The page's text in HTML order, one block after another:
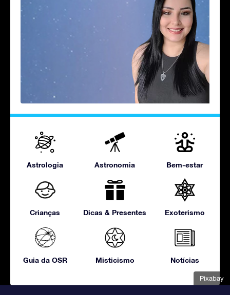
Pixabay
Astrologia Astronomia Bem-estar
Crianças Dicas & Presentes Exoterismo
Guia da OSR Misticismo Notícias